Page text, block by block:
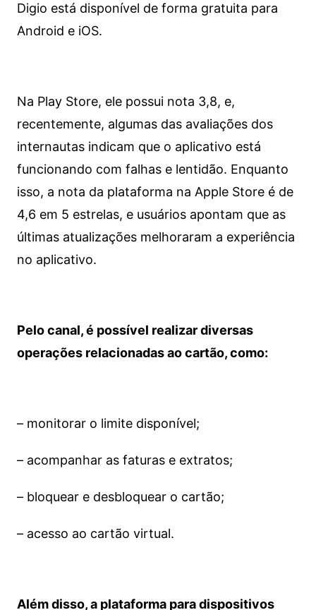
Digio está disponível de forma gratuita para
Android e iOS.
Na Play Store, ele possui nota 3,8, e,
recentemente, algumas das avaliações dos
internautas indicam que o aplicativo está
funcionando com falhas e lentidão. Enquanto
isso, a nota da plataforma na Apple Store é de
4,6 em 5 estrelas, e usuários apontam que as
últimas atualizações melhoraram a experiência
no aplicativo.
Pelo canal, é possível realizar diversas
operações relacionadas ao cartão, como:
– monitorar o limite disponível;
– acompanhar as faturas e extratos;
– bloquear e desbloquear o cartão;
– acesso ao cartão virtual.
Além disso, a plataforma para dispositivos